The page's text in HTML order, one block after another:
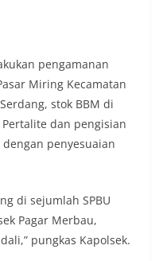
dan layak untuk
kehormatan
imbauan terkait
DDS ini juga
deteksi dini (early
potensi gangguan
masyarakat
tersebut,
menghimpun informasi
potensi kerawanan,
mengganggu
pengamanan
Miring Kecamatan
stok BBM di
dan pengisian
penyesuaian
di sejumlah SPBU
Pagar Merbau,
pungkas Kapolsek.